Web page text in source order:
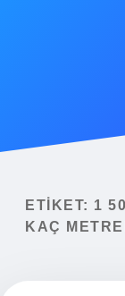
Yasal Uyarı
ETIKET: 1
KAÇ